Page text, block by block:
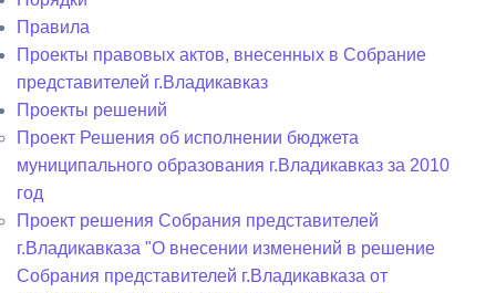
Правила
Проекты правовых актов, внесенных в Собрание
представителей г.Владикавказ
Проекты решений
Проект Решения об исполнении бюджета
муниципального образования г.Владикавказ за 2010
год
Проект решения Собрания представителей
г.Владикавказа "О внесении изменений в решение
Собрания представителей г.Владикавказа от